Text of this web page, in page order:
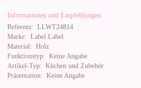
Informationen und Empfehlungen
Referenz: LLWT24814
Marke: Label Label
Material: Holz
Funktionstyp: Keine Angabe
Artikel-Typ: Küchen und Zubehör
Präsentation: Keine Angabe